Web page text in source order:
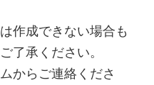
作成できない場合も
了承ください。
からご連絡くださ